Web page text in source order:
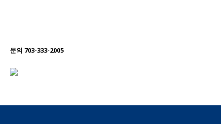
문의 703-333-2005